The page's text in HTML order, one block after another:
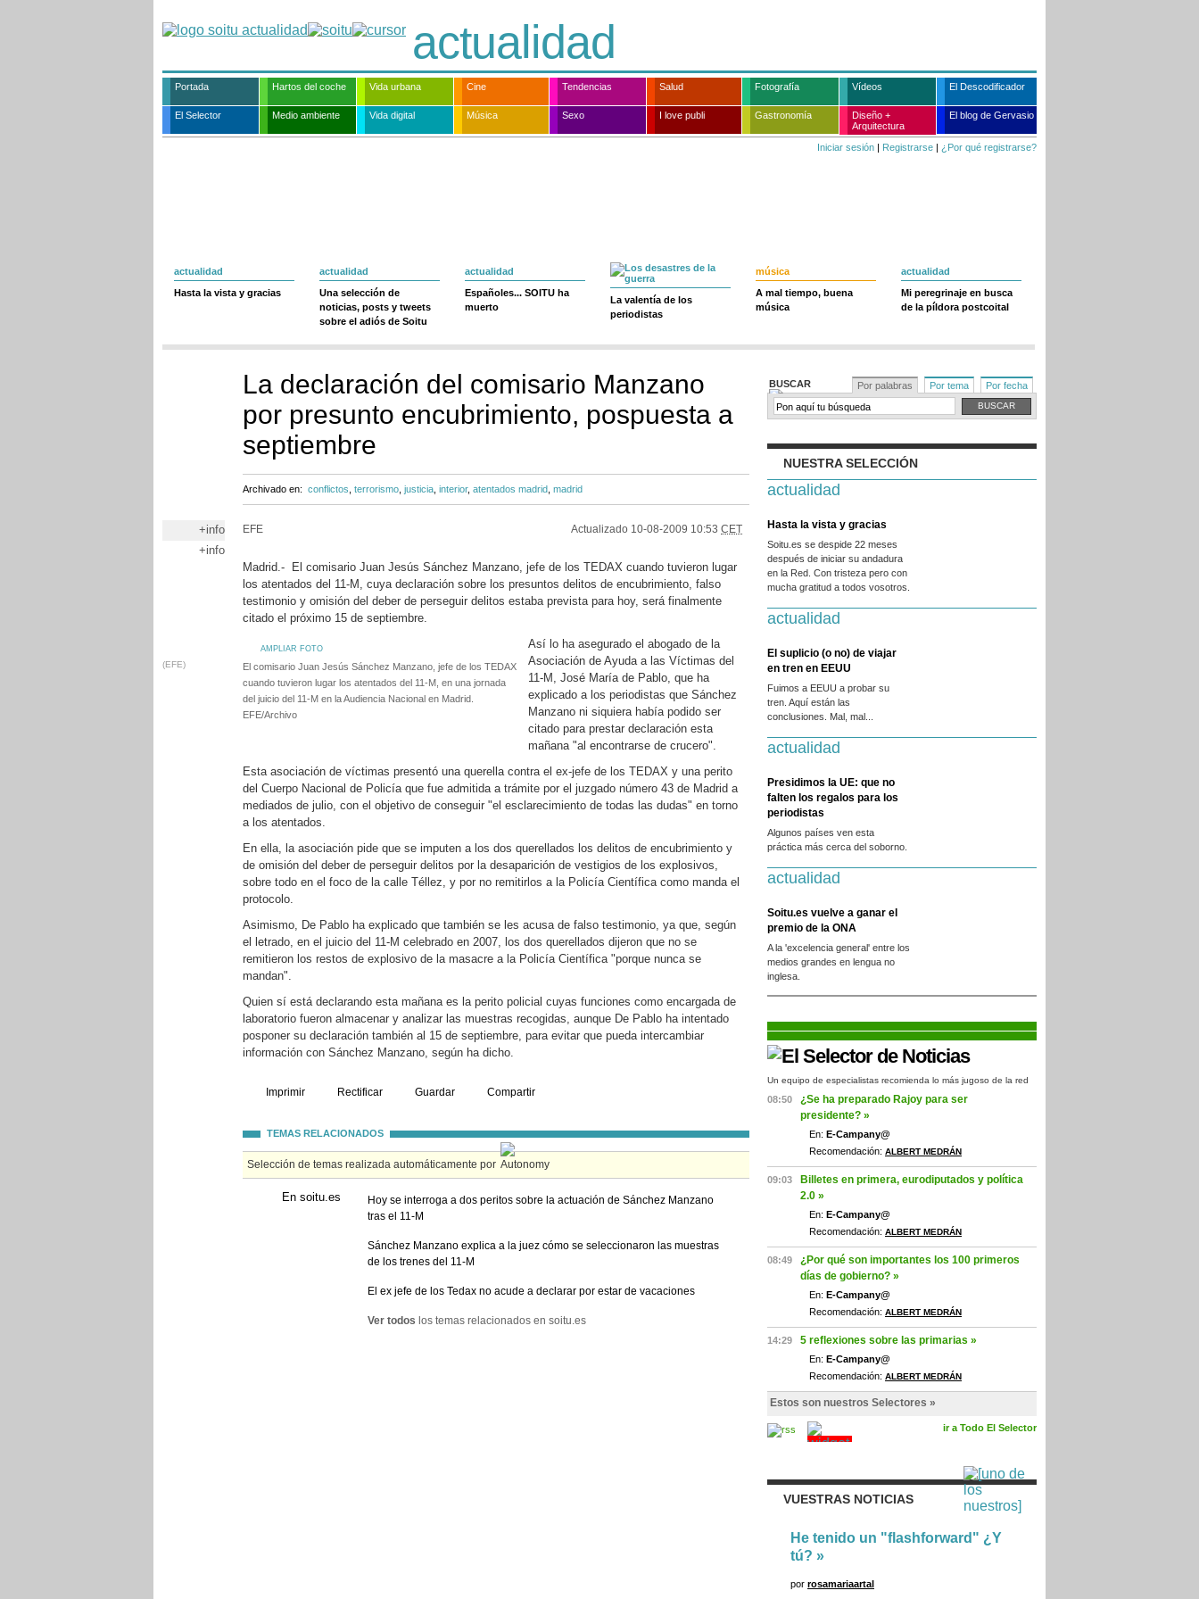
actualidad
Portada Hartos del coche Vida urbana Cine Tendencias Salud Fotografía Vídeos El Descodificador
El Selector Medio ambiente Vida digital Música Sexo I love publi Gastronomía
Diseño +
Arquitectura
El blog de Gervasio
Iniciar sesión | Registrarse | ¿Por qué registrarse?
actualidad
Hasta la vista y gracias
actualidad
Una selección de
noticias, posts y tweets
sobre el adiós de Soitu
actualidad
Españoles... SOITU ha
muerto
La valentía de los
periodistas
música
A mal tiempo, buena
música
actualidad
Mi peregrinaje en busca
de la píldora postcoital
La declaración del comisario Manzano
por presunto encubrimiento, pospuesta a
septiembre
Archivado en: conflictos terrorismo justicia interior, atentados madrid madrid
+info
+info
EFE Actualizado 10-08-2009 10:53 CET
Madrid.- El comisario Juan Jesús Sánchez Manzano, jefe de los TEDAX cuando tuvieron lugar
los atentados del 11-M, cuya declaración sobre los presuntos delitos de encubrimiento, falso
testimonio y omisión del deber de perseguir delitos estaba prevista para hoy, será finalmente
citado el próximo 15 de septiembre.
AMPLIAR FOTO
(EFE)
El comisario Juan Jesús Sánchez Manzano, jefe de los TEDAX
cuando tuvieron lugar los atentados del 11-M, en una jornada
del juicio del 11-M en la Audiencia Nacional en Madrid.
EFE/Archivo
Así lo ha asegurado el abogado de la
Asociación de Ayuda a las Víctimas del
11-M, José María de Pablo, que ha
explicado a los periodistas que Sánchez
Manzano ni siquiera había podido ser
citado para prestar declaración esta
mañana "al encontrarse de crucero".
Esta asociación de víctimas presentó una querella contra el ex-jefe de los TEDAX y una perito
del Cuerpo Nacional de Policía que fue admitida a trámite por el juzgado número 43 de Madrid a
mediados de julio, con el objetivo de conseguir "el esclarecimiento de todas las dudas" en torno
a los atentados.
En ella, la asociación pide que se imputen a los dos querellados los delitos de encubrimiento y
de omisión del deber de perseguir delitos por la desaparición de vestigios de los explosivos,
sobre todo en el foco de la calle Téllez, y por no remitirlos a la Policía Científica como manda el
protocolo.
Asimismo, De Pablo ha explicado que también se les acusa de falso testimonio, ya que, según
el letrado, en el juicio del 11-M celebrado en 2007, los dos querellados dijeron que no se
remitieron los restos de explosivo de la masacre a la Policía Científica "porque nunca se
mandan".
Quien sí está declarando esta mañana es la perito policial cuyas funciones como encargada de
laboratorio fueron almacenar y analizar las muestras recogidas, aunque De Pablo ha intentado
posponer su declaración también al 15 de septiembre, para evitar que pueda intercambiar
información con Sánchez Manzano, según ha dicho.
Imprimir Rectificar Guardar Compartir
TEMAS RELACIONADOS
Selección de temas realizada automáticamente por
En soitu.es
Hoy se interroga a dos peritos sobre la actuación de Sánchez Manzano
tras el 11-M
Sánchez Manzano explica a la juez cómo se seleccionaron las muestras
de los trenes del 11-M
El ex jefe de los Tedax no acude a declarar por estar de vacaciones
Ver todos los temas relacionados en soitu.es
BUSCAR Por palabras Por tema Por fecha
NUESTRA SELECCIÓN
actualidad
Hasta la vista y gracias
Soitu.es se despide 22 meses
después de iniciar su andadura
en la Red. Con tristeza pero con
mucha gratitud a todos vosotros.
actualidad
El suplicio (o no) de viajar
en tren en EEUU
Fuimos a EEUU a probar su
tren. Aquí están las
conclusiones. Mal, mal...
actualidad
Presidimos la UE: que no
falten los regalos para los
periodistas
Algunos países ven esta
práctica más cerca del soborno.
actualidad
Soitu.es vuelve a ganar el
premio de la ONA
A la 'excelencia general' entre los
medios grandes en lengua no
inglesa.
Un equipo de especialistas recomienda lo más jugoso de la red
08:50
¿Se ha preparado Rajoy para ser
presidente? »
En: E-Campany@
Recomendación: ALBERT MEDRÁN
09:03
Billetes en primera, eurodiputados y política
2.0 »
En: E-Campany@
Recomendación: ALBERT MEDRÁN
08:49
¿Por qué son importantes los 100 primeros
días de gobierno? »
En: E-Campany@
Recomendación: ALBERT MEDRÁN
14:29 5 reflexiones sobre las primarias »
En: E-Campany@
Recomendación: ALBERT MEDRÁN
Estos son nuestros Selectores »
ir a Todo El Selector
VUESTRAS NOTICIAS
He tenido un "flashforward" ¿Y
tú? »
por rosamariaartal